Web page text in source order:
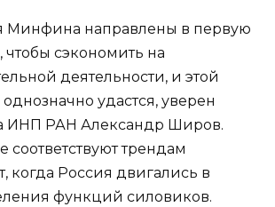
Минфина направлены в первую
чтобы сэкономить на
деятельности, и этой
удастся, уверен
ИНП РАН Александр Широв.
трендам
когда Россия двигались в
функций силовиков.